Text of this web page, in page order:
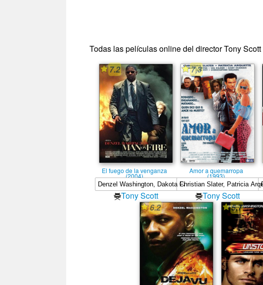
Todas las películas online del director Tony
7.2
El fuego de la venganza
(2004)
Tony Scott
7,3
Amor a quemarropa
(1993)
Tony Scott
6.2
5.7